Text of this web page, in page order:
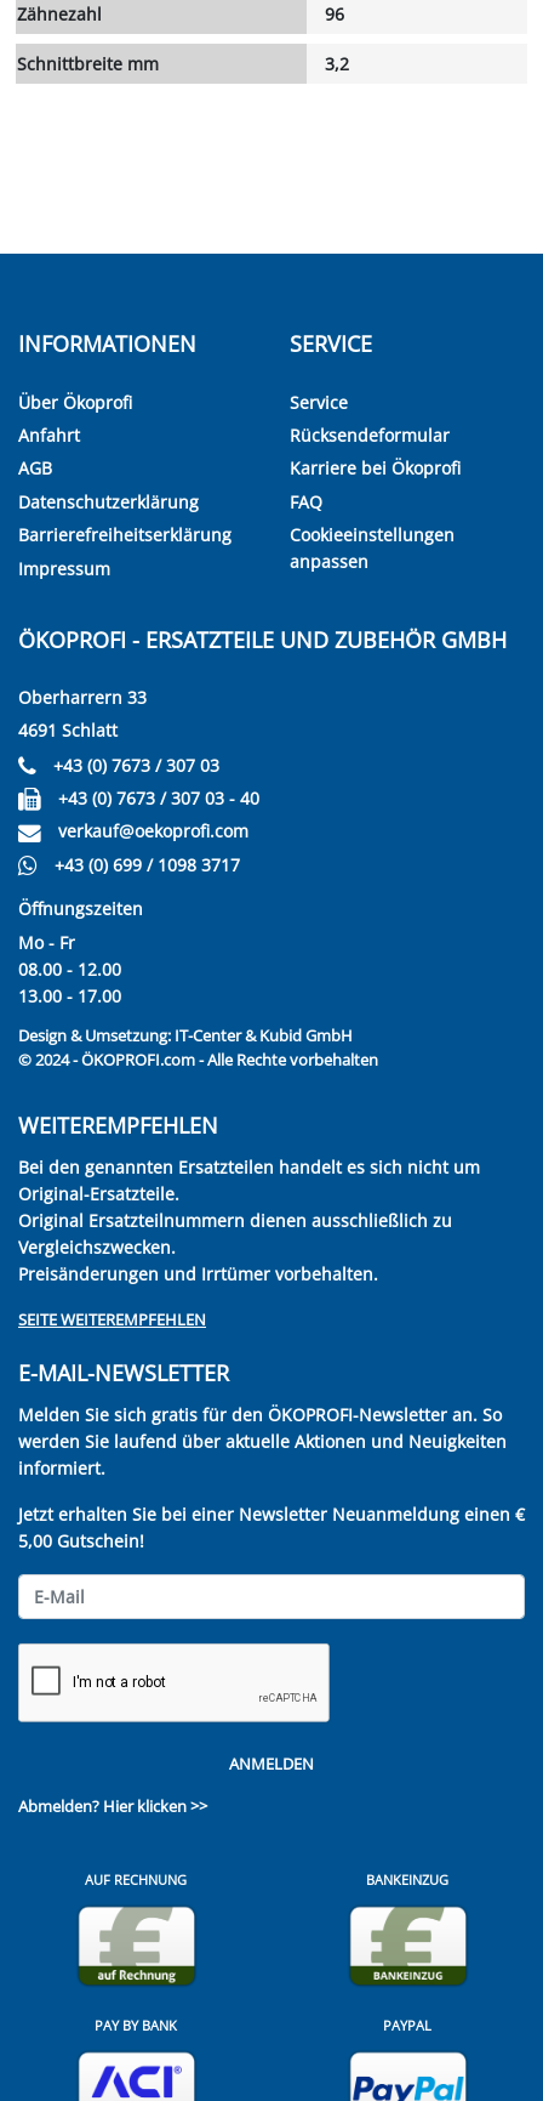
Zähnezahl 96
Schnittbreite mm 3,2
INFORMATIONEN
Über Ökoprofi
Anfahrt
AGB
Datenschutzerklärung
Barrierefreiheitserklärung
Impressum
SERVICE
Service
Rücksendeformular
Karriere bei Ökoprofi
FAQ
Cookieeinstellungen
anpassen
ÖKOPROFI - ERSATZTEILE UND ZUBEHÖR GMBH
Oberharrern 33
4691 Schlatt
+43 (0) 7673 / 307 03
+43 (0) 7673 / 307 03 - 40
verkauf@oekoprofi.com
+43 (0) 699 / 1098 3717
Öffnungszeiten
Mo - Fr
08.00 - 12.00
13.00 - 17.00
Design & Umsetzung: IT-Center & Kubid GmbH
© 2024 - ÖKOPROFI.com - Alle Rechte vorbehalten
WEITEREMPFEHLEN
Bei den genannten Ersatzteilen handelt es sich nicht um
Original-Ersatzteile.
Original Ersatzteilnummern dienen ausschließlich zu
Vergleichszwecken.
Preisänderungen und Irrtümer vorbehalten.
SEITE WEITEREMPFEHLEN
E-MAIL-NEWSLETTER
Melden Sie sich gratis für den ÖKOPROFI-Newsletter an. So
werden Sie laufend über aktuelle Aktionen und Neuigkeiten
informiert.
Jetzt erhalten Sie bei einer Newsletter Neuanmeldung einen €
5,00 Gutschein!
ANMELDEN
Abmelden? Hier klicken >>
AUF RECHNUNG BANKEINZUG
PAY BY BANK PAYPAL